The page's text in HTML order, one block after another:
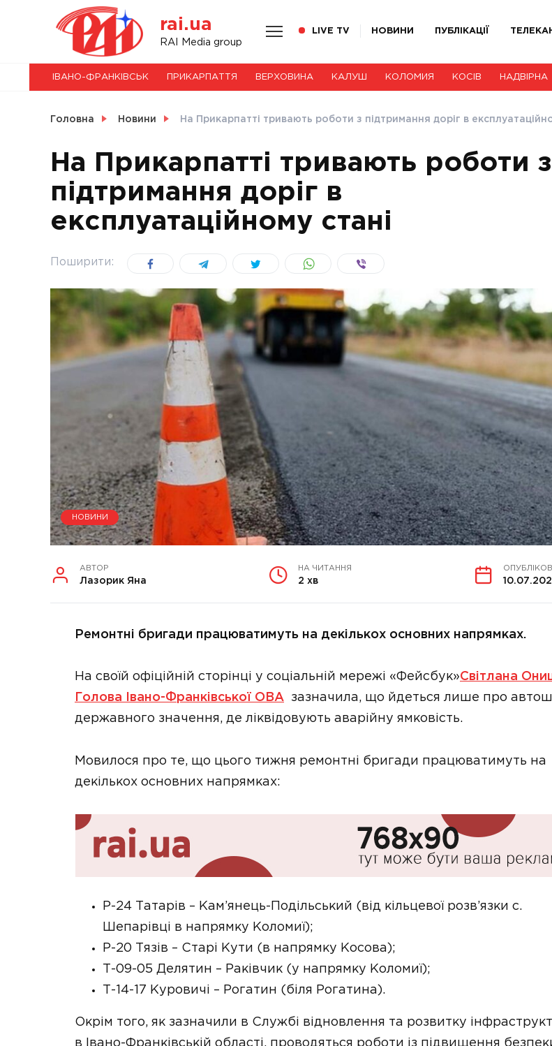
rai.ua
RAI Media group
LIVE TV НОВИНИ ПУБЛІКАЦІЇ
НОВИНИ
СВІТ
УКРАЇНА
ІВАНО-ФРАНКІВСЬК ПРИКАРПАТТЯ ВЕРХОВИНА КАЛУШ КОЛОМИЯ КОСІВ НАДВІРНА
Головна Новини На Прикарпатті тривають роботи з підтримання доріг в
На Прикарпатті тривають роботи з
підтримання доріг в
експлуатаційному стані
Поширити:
НОВИНИ
АВТОР
Лазорик Яна
НА ЧИТАННЯ
2 хв
Ремонтні бригади працюватимуть на декількох основних напрямках.
На своїй офіційній сторінці у соціальній мережі «Фейсбук»Світлана
Голова Івано-Франківської ОВА зазначила, що йдеться лише про
державного значення, де ліквідовують аварійну ямковість.
Мовилося про те, що цього тижня ремонтні бригади працюватимуть на
декількох основних напрямках:
Р-24 Татарів – Кам’янець-Подільський (від кільцевої розв’язки с.
Шепарівці в напрямку Коломиї);
Р-20 Тязів – Старі Кути (в напрямку Косова);
Т-09-05 Делятин – Раківчик (у напрямку Коломиї);
Т-14-17 Куровичі – Рогатин (біля Рогатина).
Окрім того, як зазначили в Службі відновлення та розвитку
в Івано-Франківській області, проводяться роботи із підвищення